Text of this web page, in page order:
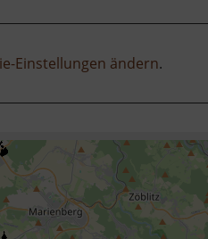
Einstellungen ändern.